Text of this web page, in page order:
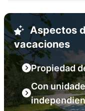
Aspectos
vacaciones
Propiedad
Con